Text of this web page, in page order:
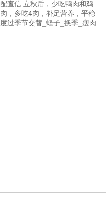
配查信 立秋后，少吃鸭肉和鸡
肉，多吃4肉，补足营养，平稳
度过季节交替_蛏子_换季_瘦肉